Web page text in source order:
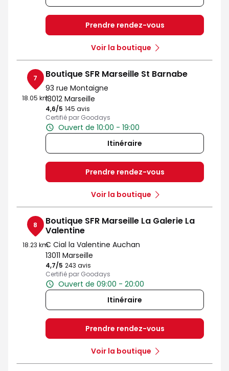
Prendre rendez-vous
Voir la boutique
7
18.05 km
Boutique SFR Marseille St Barnabe
93 rue Montaigne
13012 Marseille
4,6/5 Note de 4.6 sur 5
145 avis
Certifié par Goodays
Ouvert de 10:00 - 19:00
Itinéraire
Prendre rendez-vous
Voir la boutique
8
18.23 km
Boutique SFR Marseille La Galerie La
Valentine
C Cial la Valentine Auchan
13011 Marseille
4,7/5 Note de 4.7 sur 5
243 avis
Certifié par Goodays
Ouvert de 09:00 - 20:00
Itinéraire
Prendre rendez-vous
Voir la boutique